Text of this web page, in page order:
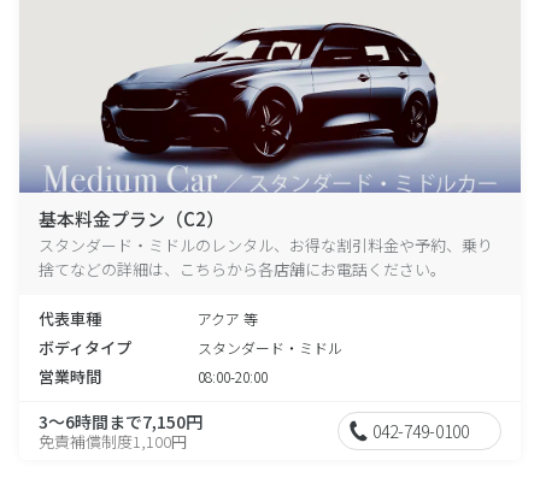
基本料金プラン（C2）
スタンダード・ミドルのレンタル、お得な割引料金や予約、乗り
捨てなどの詳細は、こちらから各店舗にお電話ください。
代表車種 アクア 等
ボディタイプ スタンダード・ミドル
営業時間 08:00-20:00
3～6時間まで7,150円
免責補償制度1,100円 042-749-0100